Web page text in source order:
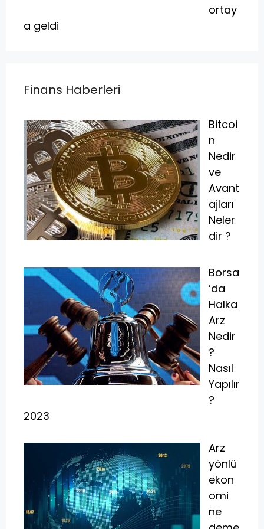
ortay
a geldi
Finans Haberleri
Bitcoi
n
Nedir
ve
Avant
ajları
Neler
dir ?
Borsa
’da
Halka
Arz
Nedir
?
Nasıl
Yapılır
?
2023
Arz
yönlü
ekon
omi
ne